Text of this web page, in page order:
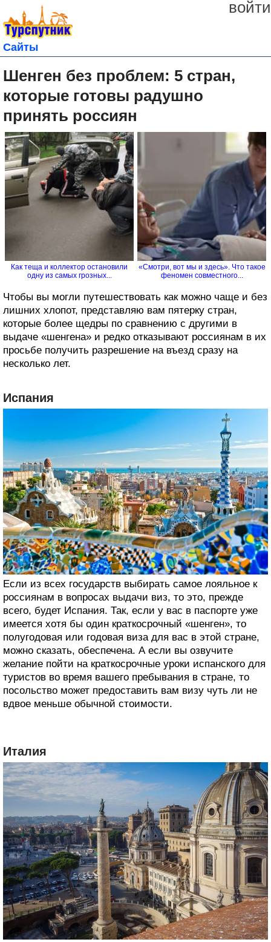
войти
Сайты
Шенген без проблем: 5 стран,
которые готовы радушно
принять россиян
Как теща и коллектор остановили
одну из самых грозных...
«Смотри, вот мы и здесь». Что такое
феномен совместного...
Чтобы вы могли путешествовать как можно чаще и без
лишних хлопот, представляю вам пятерку стран,
которые более щедры по сравнению с другими в
выдаче «шенгена» и редко отказывают россиянам в их
просьбе получить разрешение на въезд сразу на
несколько лет.
Испания
Если из всех государств выбирать самое лояльное к
россиянам в вопросах выдачи виз, то это, прежде
всего, будет Испания. Так, если у вас в паспорте уже
имеется хотя бы один краткосрочный «шенген», то
полугодовая или годовая виза для вас в этой стране,
можно сказать, обеспечена. А если вы озвучите
желание пойти на краткосрочные уроки испанского для
туристов во время вашего пребывания в стране, то
посольство может предоставить вам визу чуть ли не
вдвое меньше обычной стоимости.
Италия